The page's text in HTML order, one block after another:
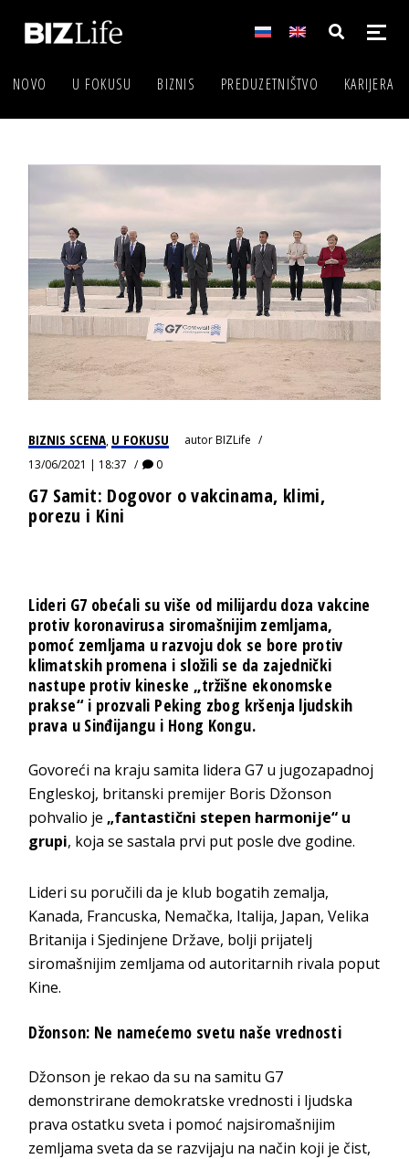
NOVO U FOKUSU BIZNIS PREDUZETNIŠTVO KARIJERA
BIZNIS SCENA, U FOKUSU autorBIZLife
13/06/2021 | 18:37
0
G7 Samit: Dogovor o vakcinama, klimi,
porezu i Kini
Lideri G7 obećali su više od milijardu doza vakcine
protiv koronavirusa siromašnijim zemljama,
pomoć zemljama u razvoju dok se bore protiv
klimatskih promena i složili se da zajednički
nastupe protiv kineske „tržišne ekonomske
prakse“ i prozvali Peking zbog kršenja ljudskih
prava u Sinđijangu i Hong Kongu.
Govoreći na kraju samita lidera G7 u jugozapadnoj
Engleskoj, britanski premijer Boris Džonson
pohvalio je „fantastični stepen harmonije“ u
grupi, koja se sastala prvi put posle dve godine.
Lideri su poručili da je klub bogatih zemalja,
Kanada, Francuska, Nemačka, Italija, Japan, Velika
Britanija i Sjedinjene Države, bolji prijatelj
siromašnijim zemljama od autoritarnih rivala poput
Kine.
Džonson: Ne namećemo svetu naše vrednosti
Džonson je rekao da su na samitu G7
demonstrirane demokratske vrednosti i ljudska
prava ostatku sveta i pomoć najsiromašnijim
zemljama sveta da se razvijaju na način koji je čist,